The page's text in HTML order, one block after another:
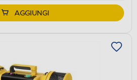
AGGIUNGI